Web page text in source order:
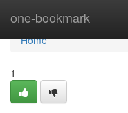
one-bookmark
Home
Home
1